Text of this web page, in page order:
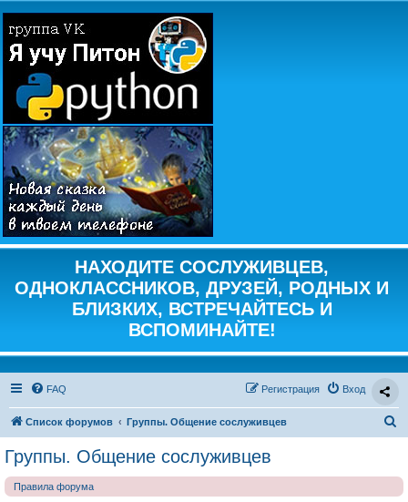
НАХОДИТЕ СОСЛУЖИВЦЕВ,
ОДНОКЛАССНИКОВ, ДРУЗЕЙ, РОДНЫХ И
БЛИЗКИХ, ВСТРЕЧАЙТЕСЬ И
ВСПОМИНАЙТЕ!
FAQ Вход
Регистрация
Список форумов Группы. Общение сослуживцев
Группы. Общение сослуживцев
Правила форума